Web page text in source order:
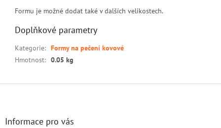
Formu je možné dodat také v dalších velikostech.
Doplňkové parametry
Kategorie: Formy na pečení kovové
Hmotnost: 0.05 kg
Informace pro vás